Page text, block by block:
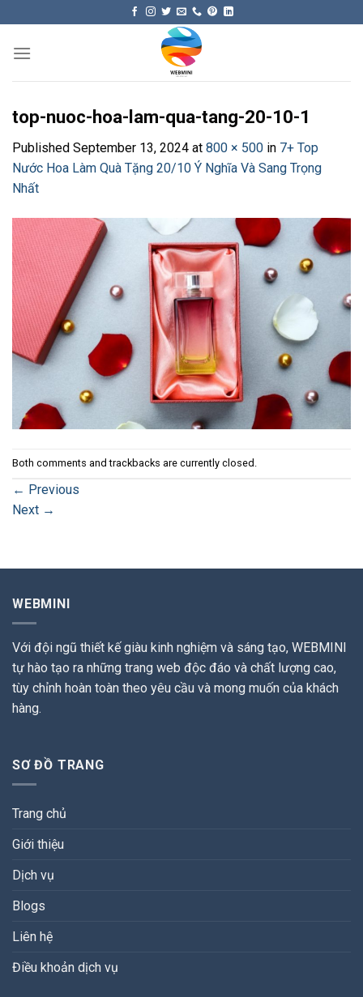
content
top-nuoc-hoa-lam-qua-tang-20-10-1
Published September 13, 2024 at 800 × 500 in 7+ Top
Nước Hoa Làm Quà Tặng 20/10 Ý Nghĩa Và Sang Trọng
Nhất
Both comments and trackbacks are currently closed.
← Previous
Next →
WEBMINI
Với đội ngũ thiết kế giàu kinh nghiệm và sáng tạo, WEBMINI
tự hào tạo ra những trang web độc đáo và chất lượng cao,
tùy chỉnh hoàn toàn theo yêu cầu và mong muốn của khách
hàng.
SƠ ĐỒ TRANG
Trang chủ
Giới thiệu
Dịch vụ
Blogs
Liên hệ
Điều khoản dịch vụ